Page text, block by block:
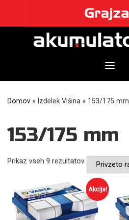
content
Domov » Izdelek Višina » 153/175 mm
153/175 mm
Prikaz vseh 9 rezultatov
Akcija!